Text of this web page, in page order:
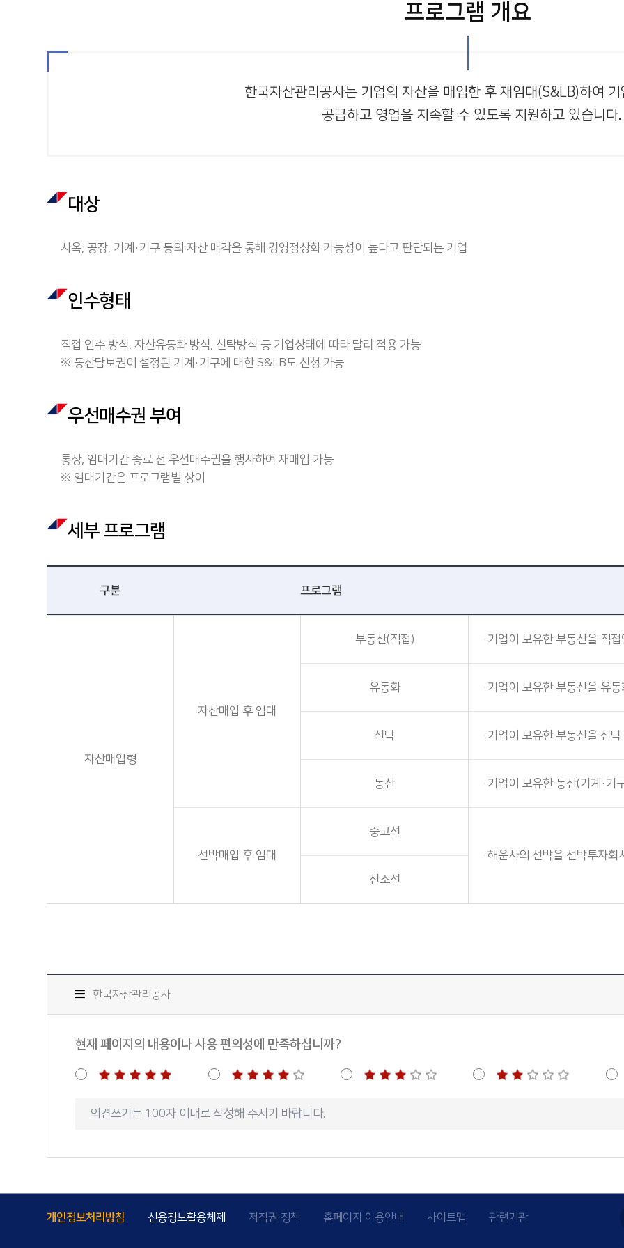
프로그램 개요
한국자산관리공사는 기업의 자산을 매입한 후 재임대(S&LB)하여
공급하고 영업을 지속할 수 있도록 지원하고 있습니다.
대상
사옥, 공장, 기계·기구 등의 자산 매각을 통해 경영정상화 가능성이 높다고 판단되는 기업
인수형태
직접 인수 방식, 자산유동화 방식, 신탁방식 등 기업상태에 따라 달리 적용 가능
※ 동산담보권이 설정된 기계·기구에 대한 S&LB도 신청 가능
우선매수권 부여
통상, 임대기간 종료 전 우선매수권을 행사하여 재매입 가능
※ 임대기간은 프로그램별 상이
세부 프로그램
구분 프로그램
자산매입형
자산매입 후 임대
부동산(직접) ·기업이 보유한 부동산을 직
유동화 ·기업이 보유한 부동산을 유
신탁 ·기업이 보유한 부동산을 신
동산 ·기업이 보유한 동산(기계·기
선박매입 후 임대
중고선
·해운사의 선박을 선박투자회
신조선
한국자산관리공사
현재 페이지의 내용이나 사용 편의성에 만족하십니까?
개인정보처리방침 신용정보활용체제 저작권 정책 홈페이지 이용안내 사이트맵 관련기관